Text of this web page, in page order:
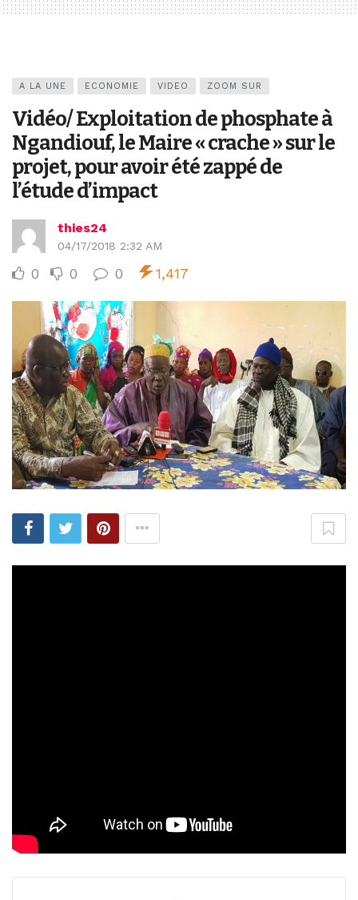
A LA UNE ECONOMIE VIDEO ZOOM SUR
Vidéo/ Exploitation de phosphate à
Ngandiouf, le Maire « crache » sur le
projet, pour avoir été zappé de
l’étude d’impact
thies24
04/17/2018 2:32 AM
0 0 0 1,417